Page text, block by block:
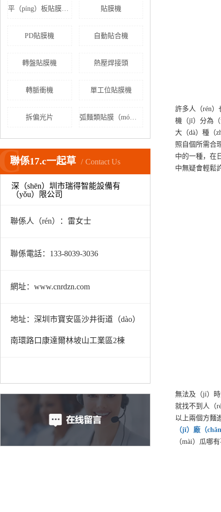
平（píng）板貼膜（mó）機 貼膜機
PD貼膜機 自動貼合機
轉盤貼膜機 熱壓焊接頭
轉脈衝機 單工位貼膜機
拆偏光片 弧麵類貼膜（mó）機（jī）
聯係17.c一起草 Contact Us
深（shēn）圳市瑞得智能設備有
（yǒu）限公司
聯係人（rén）：雷女士
聯係電話：133-8039-3036
網址：www.cnrdzn.com
地址：深圳市寶安區沙井街道（dào）
南環路口康達爾林坡山工業區2棟
許多人（rén
機（jī）分為
大（dà）種（
照自個所需合
中的一種，在
中無疑會輕鬆
無法及（jí）時
就找不到人（
以上兩個方麵
（jī） 廠（
（mài）瓜哪